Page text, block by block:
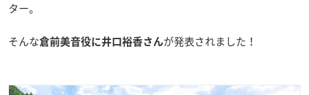
ター。
そんな倉前美音役に井口裕香さんが発表されました！